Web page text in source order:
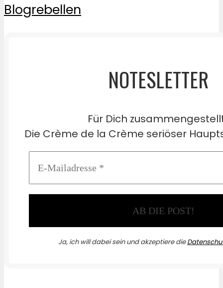
Blogrebellen
NOTESLETTER
Für Dich
Die Crème de la Crème seriöser
Ja, ich will dabei sein und akzeptiere die